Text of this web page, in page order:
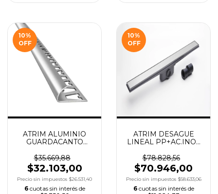
10%
OFF
ATRIM ALUMINIO
GUARDACANTO
10MM X2.50M
COD.1381
$35.669,88
$32.103,00
Precio sin impuestos $26.531,40
6 cuotas sin interés de
10%
OFF
ATRIM DESAGUE
LINEAL PP+AC.INOX
COD. DPP700T02SA
$78.828,56
$70.946,00
Precio sin impuestos $58.633,06
6 cuotas sin interés de